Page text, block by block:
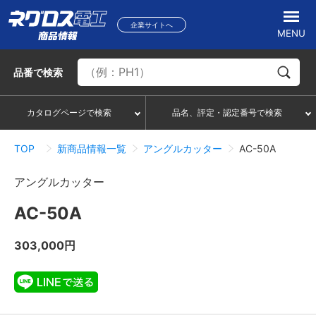
企業サイトへ
MENU
品番で検索
カタログページで検索 品名、評定・認定番号で検索
TOP 新商品情報一覧 アングルカッター AC-50A
アングルカッター
AC-50A
303,000円